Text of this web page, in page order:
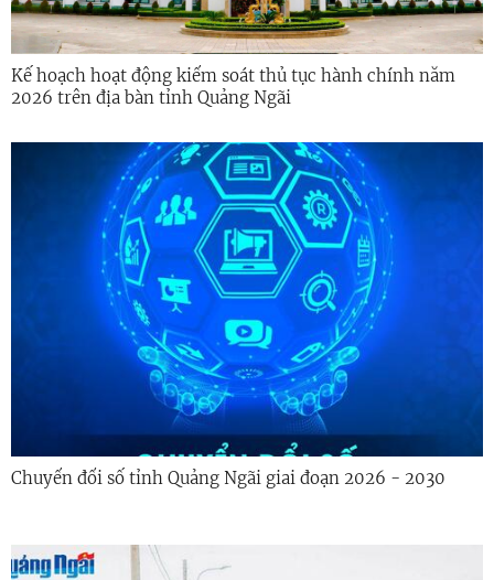
Kế hoạch hoạt động kiểm soát thủ tục hành chính năm
2026 trên địa bàn tỉnh Quảng Ngãi
Chuyển đổi số tỉnh Quảng Ngãi giai đoạn 2026 - 2030